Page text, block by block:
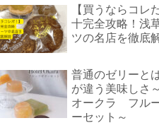
【買うならコレ
十完全攻略！浅
ツの名店を徹底
普通のゼリーと
が違う美味しさ
オークラ フル
ーセット～